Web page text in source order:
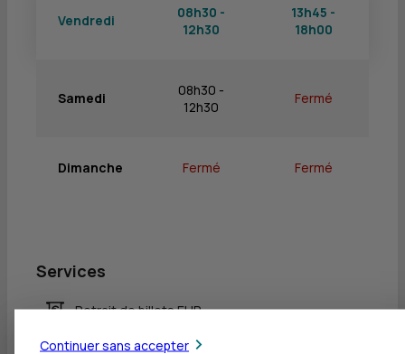
Vendredi
08h30 -
12h30
13h45 -
18h00
Samedi
08h30 -
12h30
Fermé
Dimanche Fermé Fermé
Services
Retrait de billets EUR
Dépôt de billets EUR
Continuer sans accepter